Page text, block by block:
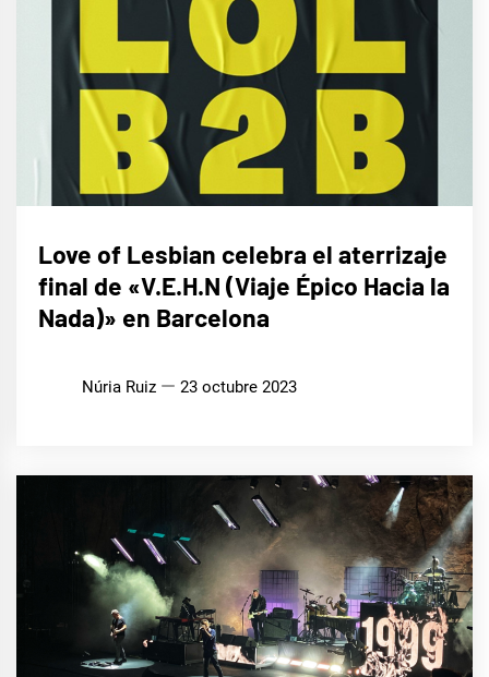
Love of Lesbian celebra el aterrizaje
final de «V.E.H.N (Viaje Épico Hacia la
Nada)» en Barcelona
Núria Ruiz 23 octubre 2023